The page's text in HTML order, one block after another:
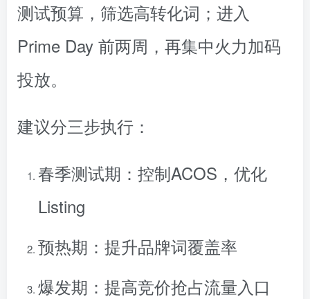
测试预算，筛选高转化词；进入
Prime Day 前两周，再集中火力加码
投放。
建议分三步执行：
春季测试期：控制ACOS，优化
Listing
预热期：提升品牌词覆盖率
爆发期：提高竞价抢占流量入口